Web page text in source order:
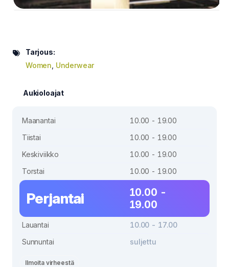
Tarjous:
Women Underwear
Aukioloajat
Maanantai
10.00 - 19.00
Tiistai
10.00 - 19.00
Keskiviikko
10.00 - 19.00
Torstai
10.00 - 19.00
Perjantai
10.00 -
19.00
Lauantai
10.00 - 17.00
Sunnuntai
suljettu
Ilmoita virheestä